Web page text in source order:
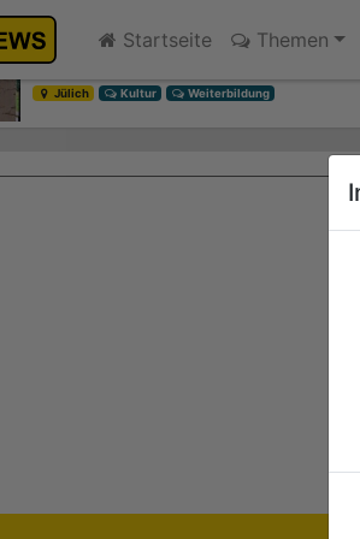
Startseite Themen
Diskussionen um Villa Buth:
Jülich
Kultur Weiterbildung